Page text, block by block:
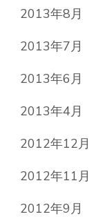
2013年8月
2013年7月
2013年6月
2013年4月
2012年12月
2012年11月
2012年9月